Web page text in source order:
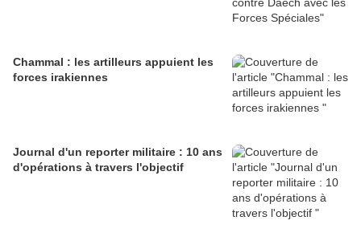
Chammal : les artilleurs appuient les
forces irakiennes
Journal d'un reporter militaire : 10 ans
d'opérations à travers l'objectif